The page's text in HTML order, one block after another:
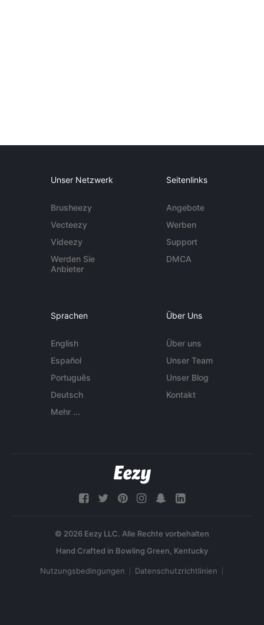
Unser Netzwerk
Brusheezy
Vecteezy
Videezy
Werden Sie
Anbieter
Seitenlinks
Angebote
Werben
Support
DMCA
Sprachen
English
Español
Português
Deutsch
Mehr ...
Über Uns
Über uns
Unser Team
Unser Blog
Kontakt
© 2026 Eezy LLC. Alle Rechte vorbehalten
Nutzungsbedingungen Datenschutzrichtlinien